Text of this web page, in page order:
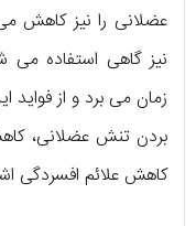
عضلانی را نیز کاهش
زمان می برد و از فواید
بردن تنش عضلانی،
کاهش علائم افسردگی